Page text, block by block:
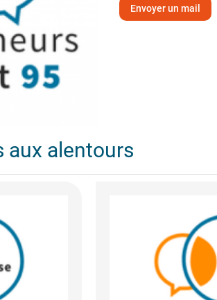
Envoyer un mail
aux alentours